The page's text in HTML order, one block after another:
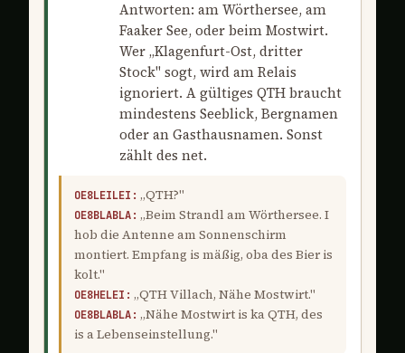
Antworten: am Wörthersee, am
Faaker See, oder beim Mostwirt.
Wer „Klagenfurt-Ost, dritter
Stock" sogt, wird am Relais
ignoriert. A gültiges QTH braucht
mindestens Seeblick, Bergnamen
oder an Gasthausnamen. Sonst
zählt des net.
OE8LEILEI: „QTH?"
OE8BLABLA: „Beim Strandl am Wörthersee. I
hob die Antenne am Sonnenschirm
montiert. Empfang is mäßig, oba des Bier is
kolt."
OE8HELEI: „QTH Villach, Nähe Mostwirt."
OE8BLABLA: „Nähe Mostwirt is ka QTH, des
is a Lebenseinstellung."